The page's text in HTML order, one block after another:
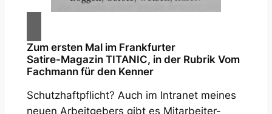
Zum ersten Mal im Frankfurter
Satire-Magazin TITANIC, in der Rubrik Vom
Fachmann für den Kenner
Schutzhaftpflicht? Auch im Intranet meines
neuen Arbeitgebers gibt es Mitarbeiter-